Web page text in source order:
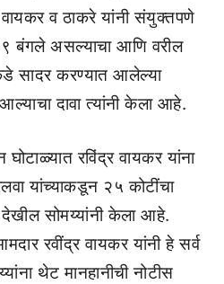
व ठाकरे यांनी संयुक्तपणे
बंगले असल्याचा आणि वरील
सादर करण्यात आलेल्या
दावा त्यांनी केला आहे.
रविंद्र वायकर यांना
यांच्याकडून २५ कोटींचा
देखील सोमय्यांनी केला आहे.
रवींद्र वायकर यांनी हे सर्व
थेट मानहानीची नोटीस